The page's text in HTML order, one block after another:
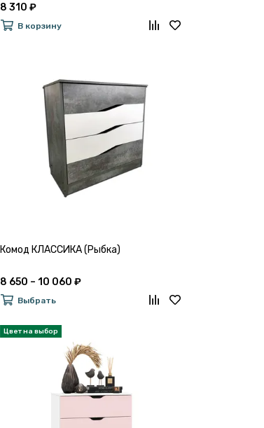
8 310 ₽
В корзину
Комод КЛАССИКА (Рыбка)
8 650 – 10 060 ₽
Выбрать